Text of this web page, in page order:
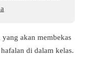
akan membekas
di dalam kelas.